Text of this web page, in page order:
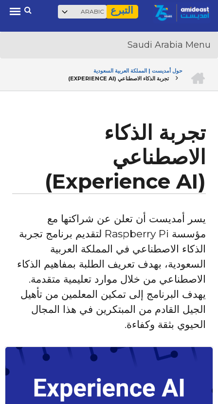
بحث التبرع Select
your
BREADCRUMB
حول أمديست | المملكة العربية السعودية
تجربة الذكاء الاصطناعي (EXPERIENCE AI)
تجربة الذكاء
الاصطناعي
(Experience AI)
يسر أمديست أن تعلن عن شراكتها مع
مؤسسة Raspberry Pi لتقديم برنامج تجربة
الذكاء الاصطناعي في المملكة العربية
السعودية، بهدف تعريف الطلبة بمفاهيم الذكاء
الاصطناعي من خلال موارد تعليمية متقدمة.
يهدف البرنامج إلى تمكين المعلمين من تأهيل
الجيل القادم من المبتكرين في هذا المجال
الحيوي بثقة وكفاءة.